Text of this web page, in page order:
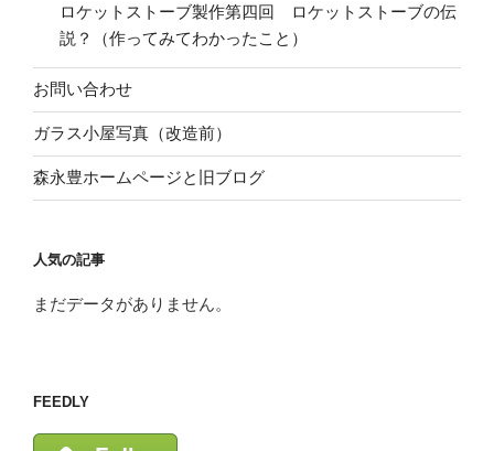
ロケットストーブ製作第四回 ロケットストーブの伝
説？（作ってみてわかったこと）
お問い合わせ
ガラス小屋写真（改造前）
森永豊ホームページと旧ブログ
人気の記事
まだデータがありません。
FEEDLY